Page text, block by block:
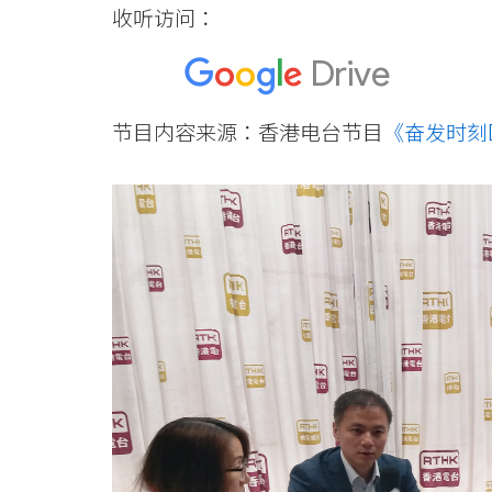
收听访问：
节目内容来源：香港电台节目 《奋发时